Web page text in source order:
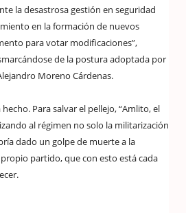
la desastrosa gestión en seguridad
en la formación de nuevos
para votar modificaciones”,
de la postura adoptada por
Moreno Cárdenas.
Para salvar el pellejo, “Amlito, el
al régimen no solo la militarización
dado un golpe de muerte a la
partido, que con esto está cada